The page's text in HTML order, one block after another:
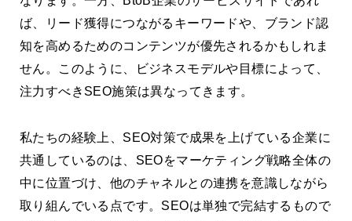
ば、リード獲得につながるキーワードや、ブランド認
知を高めるためのコンテンツが優先されるかもしれま
せん。このように、ビジネスモデルや目標によって、
注力すべきSEO施策は異なってきます。
私たちの経験上、SEO対策で成果を上げている企業に
共通しているのは、SEOをマーケティング戦略全体の
中に位置づけ、他のチャネルとの連携を意識しながら
取り組んでいる点です。SEOは単独で完結するもので